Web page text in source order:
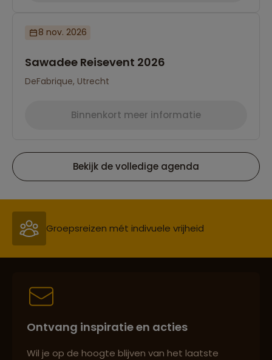
8 nov. 2026
Sawadee Reisevent 2026
DeFabrique, Utrecht
Binnenkort meer informatie
Bekijk de volledige agenda
Reizen met oog voor mens, cultuur en milieu
Groepsreizen mét indivuele vrijheid
Persoonlijk en deskundig reisadvies
Ontvang inspiratie en acties
Wil je op de hoogte blijven van het laatste